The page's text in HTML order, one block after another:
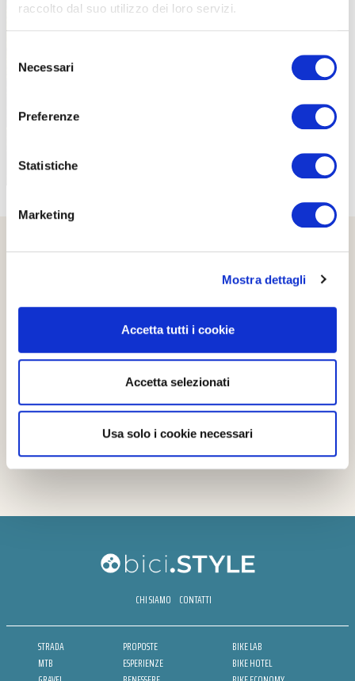
raccolto dal suo utilizzo dei loro servizi.
delNecessari
Preferenze
Statistiche
Marketing
Mostra dettagli
Accetta tutti i cookie
Accetta selezionati
Usa solo i cookie necessari
CHI SIAMO CONTATTI
STRADA
MTB
PROPOSTE
ESPERIENZE
BIKE LAB
BIKE HOTEL